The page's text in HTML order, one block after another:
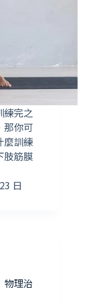
練完之
那你可
麼訓練
肢筋膜
日
物理治